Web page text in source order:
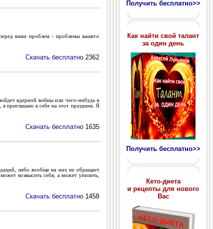
вами проблем - проблемы вашего
Скачать бесплатно 2362
ядерной войны или чего-нибудь в
я приглашаю к себе на этот праздник. Я
Скачать бесплатно 1635
либо вообще на них не обращает
возвысить себя, а может унизить,
Скачать бесплатно 1458
Получить бесплатно>>
Как найти свой талант
за один день
Получить бесплатно>>
Кето-диета
и рецепты для нового
Вас